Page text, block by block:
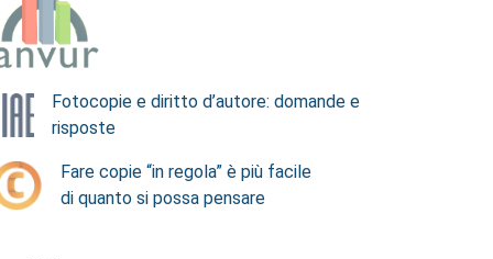
Fotocopie e diritto d’autore: domande e
risposte
Fare copie “in regola” è più facile
di quanto si possa pensare